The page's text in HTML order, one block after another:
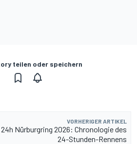
teilen oder speichern
VORHERIGER ARTIKEL
Nürburgring 2026: Chronologie des
24-Stunden-Rennens